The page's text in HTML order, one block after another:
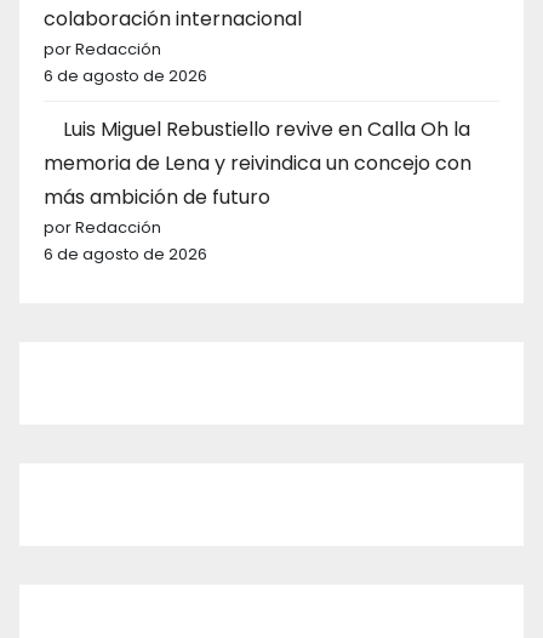
colaboración internacional
por Redacción
6 de agosto de 2026
Luis Miguel Rebustiello revive en Calla Oh la
memoria de Lena y reivindica un concejo con
más ambición de futuro
por Redacción
6 de agosto de 2026